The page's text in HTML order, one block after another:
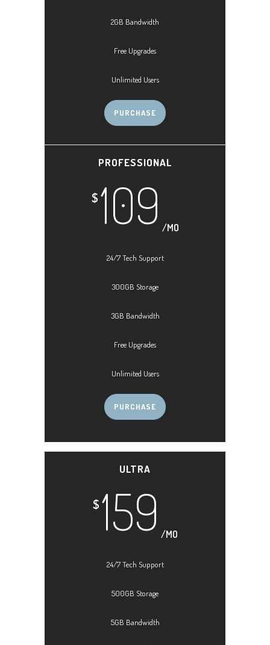
2GB Bandwidth
Free Upgrades
Unlimited Users
PURCHASE
PROFESSIONAL
$109 /MO
24/7 Tech Support
300GB Storage
3GB Bandwidth
Free Upgrades
Unlimited Users
PURCHASE
ULTRA
$159 /MO
24/7 Tech Support
500GB Storage
5GB Bandwidth